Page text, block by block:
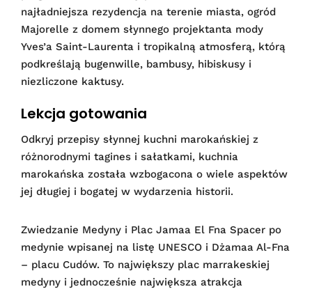
najładniejsza rezydencja na terenie miasta, ogród
Majorelle z domem słynnego projektanta mody
Yves’a Saint-Laurenta i tropikalną atmosferą, którą
podkreślają bugenwille, bambusy, hibiskusy i
niezliczone kaktusy.
Lekcja gotowania
Odkryj przepisy słynnej kuchni marokańskiej z
różnorodnymi tagines i sałatkami, kuchnia
marokańska została wzbogacona o wiele aspektów
jej długiej i bogatej w wydarzenia historii.
Zwiedzanie Medyny i Plac Jamaa El Fna Spacer po
medynie wpisanej na listę UNESCO i Dżamaa Al-Fna
– placu Cudów. To największy plac marrakeskiej
medyny i jednocześnie największa atrakcja